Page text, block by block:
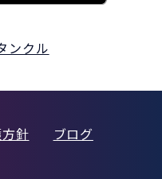
ンクル
針 ブログ